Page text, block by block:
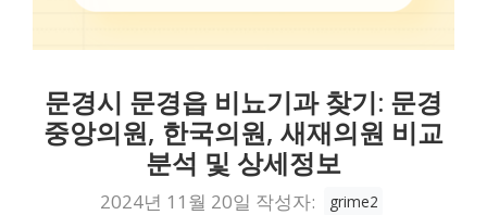
문경시 문경읍 비뇨기과 찾기: 문경
중앙의원, 한국의원, 새재의원 비교
분석 및 상세정보
2024년 11월 20일 작성자: grime2